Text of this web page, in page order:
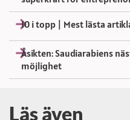
10 i topp | Mest lästa
Åsikten: Saudiarabiens
möjlighet
Läs även